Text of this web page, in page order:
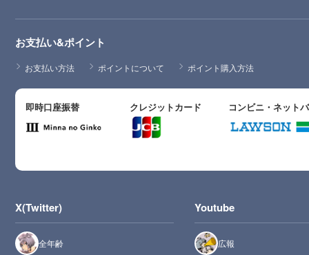
お支払い&ポイント
お支払い方法 ポイントについて ポイント購入方法
即時口座振替 クレジットカード コンビニ・ネット
X(Twitter)
全年齢
Youtube
広報